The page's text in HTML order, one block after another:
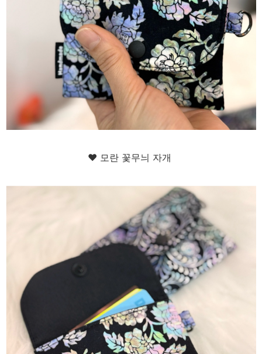
♥ 모란 꽃무늬 자개